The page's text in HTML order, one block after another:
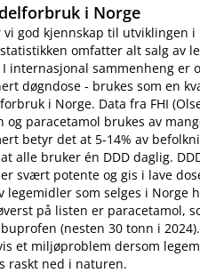
i Norge
vi god kjennskap til utviklingen
omfatter alt salg av
internasjonal sammenheng
døgndose - brukes som en
i Norge. Data fra FHI
og paracetamol brukes av
betyr det at 5-14% av
alle bruker én DDD daglig.
svært potente og gis i lave
legemidler som selges i Norge
på listen er paracetamol,
(nesten 30 tonn i
et miljøproblem dersom
raskt ned i naturen.